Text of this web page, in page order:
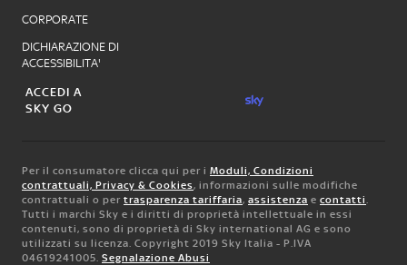
CORPORATE
DICHIARAZIONE DI
ACCESSIBILITA'
ACCEDI A
SKY GO
Per il consumatore clicca qui per i Moduli, Condizioni
contrattuali, Privacy & Cookies, informazioni sulle modifiche
contrattuali o per trasparenza tariffaria, assistenza e contatti.
Tutti i marchi Sky e i diritti di proprietà intellettuale in essi
contenuti, sono di proprietà di Sky international AG e sono
utilizzati su licenza. Copyright 2019 Sky Italia - P.IVA
04619241005. Segnalazione Abusi